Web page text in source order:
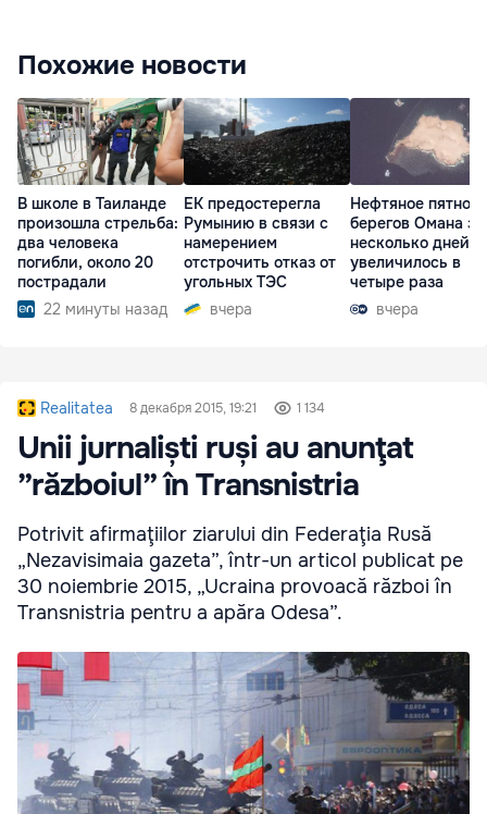
Похожие новости
В школе в Таиланде
произошла стрельба:
два человека
погибли, около 20
пострадали
22 минуты назад
ЕК предостерегла
Румынию в связи с
намерением
отстрочить отказ от
угольных ТЭС
вчера
Нефтяное пятно у
берегов Омана за
несколько дней
увеличилось в
четыре раза
вчера
Realitatea 8 декабря 2015, 19:21 1 134
Unii jurnaliști ruși au anunţat
”războiul” în Transnistria
Potrivit afirmaţiilor ziarului din Federaţia Rusă
„Nezavisimaia gazeta”, într-un articol publicat pe
30 noiembrie 2015, „Ucraina provoacă război în
Transnistria pentru a apăra Odesa”.